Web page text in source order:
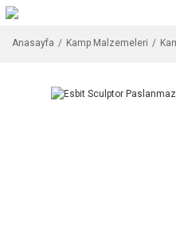
Anasayfa Kamp Malzemeleri